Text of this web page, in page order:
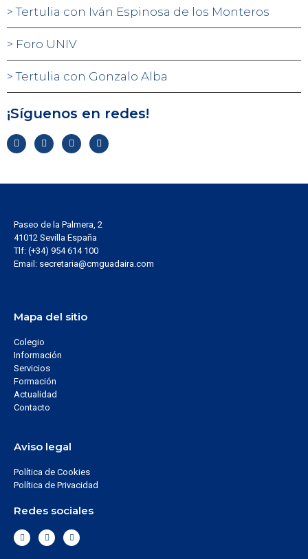
Tertulia con Iván Espinosa de los Monteros
Foro UNIV
Tertulia con Gonzalo Alba
¡Síguenos en redes!
Paseo de la Palmera, 2
41012 Sevilla España
Tlf: (+34) 954 614 100
Email: secretaria@cmguadaira.com
Mapa del sitio
Colegio
Información
Servicios
Formación
Actualidad
Contacto
Aviso legal
Política de Cookies
Política de Privacidad
Redes sociales